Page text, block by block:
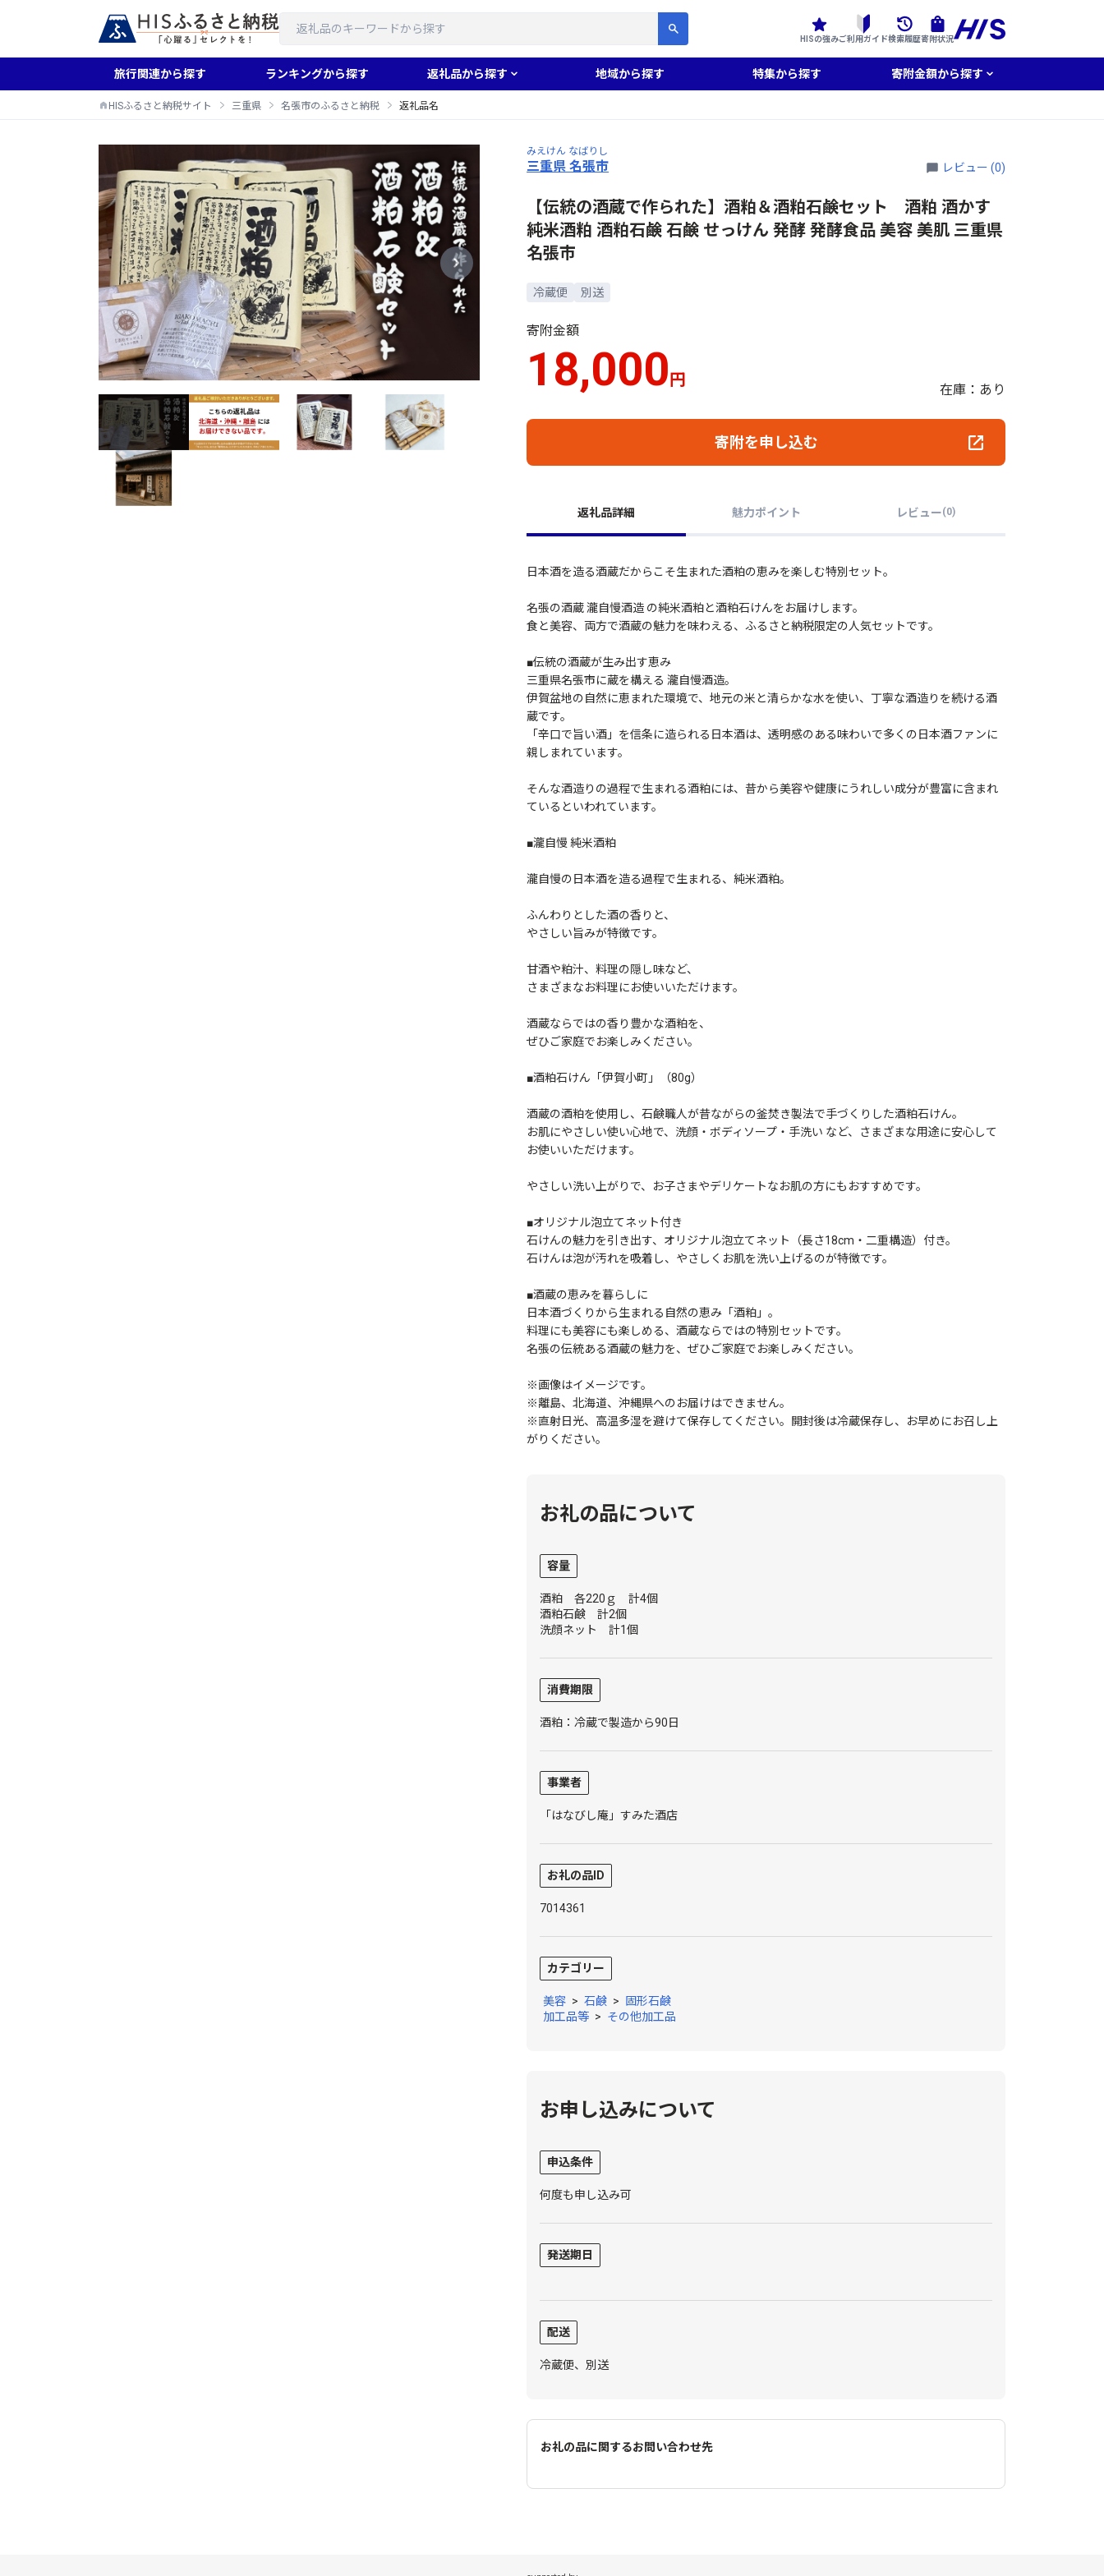
HISの強みご利用ガイド検索履歴寄附状況
旅行関連から探す ランキングから探す 返礼品から探す 地域から探す 特集から探す 寄附金額から探す
HISふるさと納税サイト 三重県 名張市のふるさと納税 返礼品名
みえけん なばりし
三重県 名張市 レビュー (0)
【伝統の酒蔵で作られた】酒粕＆酒粕石鹸セット 酒粕 酒かす
純米酒粕 酒粕石鹸 石鹸 せっけん 発酵 発酵食品 美容 美肌 三重県
名張市
冷蔵便 別送
寄附金額
18,000円
在庫：あり
寄附を申し込む
返礼品詳細 魅力ポイント レビュー(0)
日本酒を造る酒蔵だからこそ生まれた酒粕の恵みを楽しむ特別セット。
名張の酒蔵 瀧自慢酒造 の純米酒粕と酒粕石けんをお届けします。
食と美容、両方で酒蔵の魅力を味わえる、ふるさと納税限定の人気セットです。
■伝統の酒蔵が生み出す恵み
三重県名張市に蔵を構える 瀧自慢酒造。
伊賀盆地の自然に恵まれた環境で、地元の米と清らかな水を使い、丁寧な酒造りを続ける酒
蔵です。
「辛口で旨い酒」を信条に造られる日本酒は、透明感のある味わいで多くの日本酒ファンに
親しまれています。
そんな酒造りの過程で生まれる酒粕には、昔から美容や健康にうれしい成分が豊富に含まれ
ているといわれています。
■瀧自慢 純米酒粕
瀧自慢の日本酒を造る過程で生まれる、純米酒粕。
ふんわりとした酒の香りと、
やさしい旨みが特徴です。
甘酒や粕汁、料理の隠し味など、
さまざまなお料理にお使いいただけます。
酒蔵ならではの香り豊かな酒粕を、
ぜひご家庭でお楽しみください。
■酒粕石けん「伊賀小町」（80g）
酒蔵の酒粕を使用し、石鹸職人が昔ながらの釜焚き製法で手づくりした酒粕石けん。
お肌にやさしい使い心地で、洗顔・ボディソープ・手洗い など、さまざまな用途に安心して
お使いいただけます。
やさしい洗い上がりで、お子さまやデリケートなお肌の方にもおすすめです。
■オリジナル泡立てネット付き
石けんの魅力を引き出す、オリジナル泡立てネット（長さ18cm・二重構造）付き。
石けんは泡が汚れを吸着し、やさしくお肌を洗い上げるのが特徴です。
■酒蔵の恵みを暮らしに
日本酒づくりから生まれる自然の恵み「酒粕」。
料理にも美容にも楽しめる、酒蔵ならではの特別セットです。
名張の伝統ある酒蔵の魅力を、ぜひご家庭でお楽しみください。
※画像はイメージです。
※離島、北海道、沖縄県へのお届けはできません。
※直射日光、高温多湿を避けて保存してください。開封後は冷蔵保存し、お早めにお召し上
がりください。
お礼の品について
容量
酒粕 各220ｇ 計4個
酒粕石鹸 計2個
洗顔ネット 計1個
消費期限
酒粕：冷蔵で製造から90日
事業者
「はなびし庵」すみた酒店
お礼の品ID
7014361
カテゴリー
美容 > 石鹸 > 固形石鹸
加工品等 > その他加工品
お申し込みについて
申込条件
何度も申し込み可
発送期日
配送
冷蔵便、別送
お礼の品に関するお問い合わせ先